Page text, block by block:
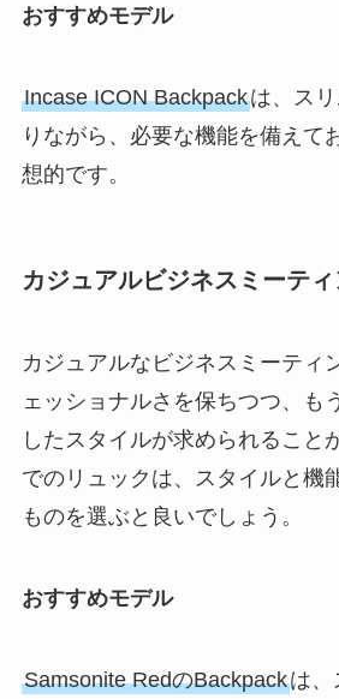
おすすめモデル
Incase ICON Backpackは、ス
りながら、必要な機能を備えて
想的です。
カジュアルビジネスミーテ
カジュアルなビジネスミーティ
ェッショナルさを保ちつつ、も
したスタイルが求められること
でのリュックは、スタイルと機
ものを選ぶと良いでしょう。
おすすめモデル
Samsonite RedのBackpackは、